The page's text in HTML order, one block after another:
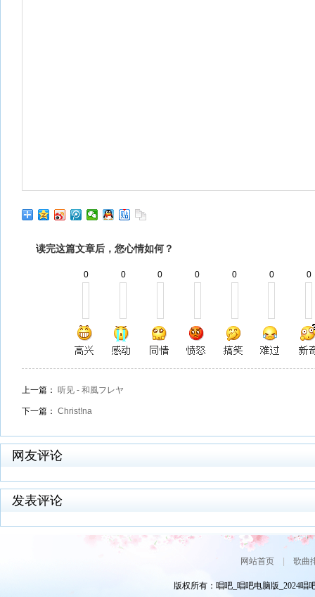
读完这篇文章后，您心情如何？
0 0 0 0 0 0 0
上一篇： 听见 - 和風フレヤ
下一篇： Christ!na
网友评论
发表评论
网站首页| 歌曲
版权所有：唱吧_唱吧电脑版_2024唱